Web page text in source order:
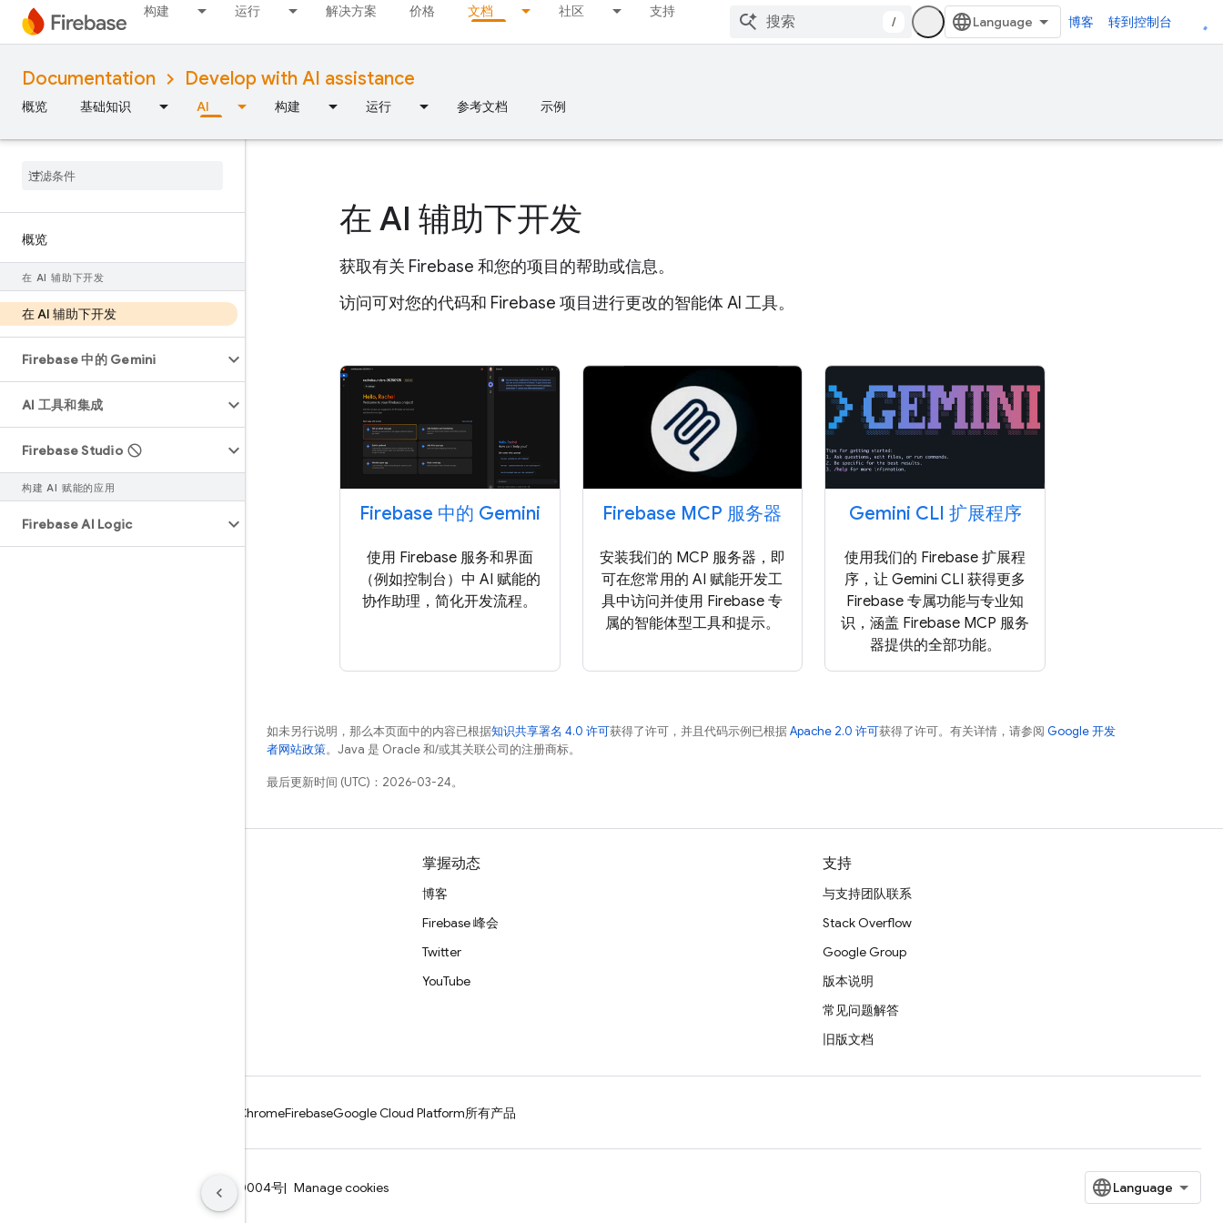
构建 运行 解决方案 价格 文档 社区 支持
/ 博客 转到控制台
Documentation Develop with AI assistance
概览 基础知识 AI 构建 运行 参考文档 示例
概览
在 AI 辅助下开发
在 AI 辅助下开发
Firebase 中的 Gemini
AI 工具和集成
Firebase Studio
构建 AI 赋能的应用
Firebase AI Logic
在 AI 辅助下开发
获取有关 Firebase 和您的项目的帮助或信息。
访问可对您的代码和 Firebase 项目进行更改的智能体 AI 工具。
Firebase 中的 Gemini
使用 Firebase 服务和界面
（例如控制台）中 AI 赋能的
协作助理，简化开发流程。
Firebase MCP 服务器
安装我们的 MCP 服务器，即
可在您常用的 AI 赋能开发工
具中访问并使用 Firebase 专
属的智能体型工具和提示。
Gemini CLI 扩展程序
使用我们的 Firebase 扩展程
序，让 Gemini CLI 获得更多
Firebase 专属功能与专业知
识，涵盖 Firebase MCP 服务
器提供的全部功能。
如未另行说明，那么本页面中的内容已根据知识共享署名 4.0 许可获得了许可，并且代码示例已根据Apache 2.0 许可获得了许可。有关详情，请参阅 Google 开发
者网站政策。Java 是 Oracle 和/或其关联公司的注册商标。
最后更新时间 (UTC)：2026-03-24。
掌握动态
博客
Firebase 峰会
Twitter
YouTube
支持
与支持团队联系
Stack Overflow
Google Group
版本说明
常见问题解答
旧版文档
ChromeFirebaseGoogle Cloud Platform所有产品
ICP证合字B2-20070004号 Manage cookies